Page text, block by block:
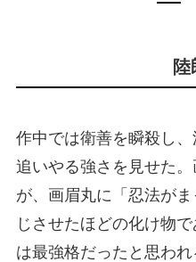
陸
作中では衛善を瞬殺し
追いやる強さを見せた
が、画眉丸に「忍法が
じさせたほどの化け物
は最強格だったと思わ